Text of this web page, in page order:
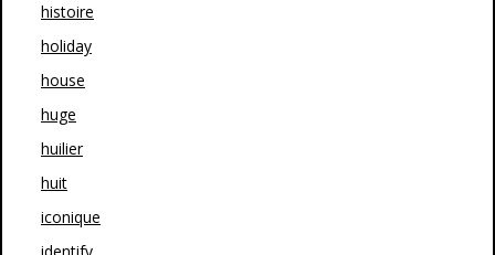
histoire
holiday
house
huge
huilier
huit
iconique